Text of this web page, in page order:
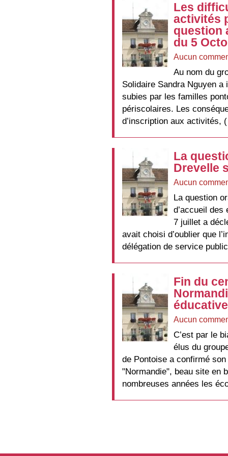
Les
activités
question
du 5
Aucun
Au nom du
Solidaire Sandra Nguyen a
subies par les familles
périscolaires. Les
d’inscription aux activités,
La
Drevelle
Aucun
La question
d’accueil
7 juillet a
avait choisi d’oublier que
délégation de service
Fin du
éducative
Aucun
C’est par le
élus du
de Pontoise a confirmé
"Normandie", beau site en
nombreuses années les